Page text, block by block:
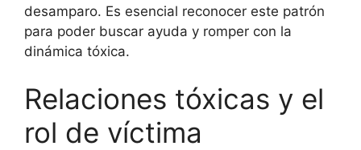
desamparo. Es esencial reconocer este patrón
para poder buscar ayuda y romper con la
dinámica tóxica.
Relaciones tóxicas y el
rol de víctima